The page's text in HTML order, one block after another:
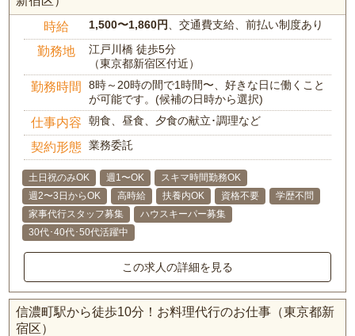
時給 1,500〜1,860円 、交通費支給、前払い制度あり
勤務地
江戸川橋 徒歩5分
（東京都新宿区付近）
勤務時間
8時～20時の間で1時間〜、好きな日に働くこと
が可能です。(候補の日時から選択)
仕事内容 朝食、昼食、夕食の献立･調理など
契約形態 業務委託
土日祝のみOK 週1〜OK
スキマ時間勤務OK
週2〜3日からOK
高時給 扶養内OK 資格不要
学歴不問
家事代行スタッフ募集
ハウスキーパー募集
30代･40代･50代活躍中
この求人の詳細を見る
信濃町駅から徒歩10分！お料理代行のお仕事（東京都新
宿区）